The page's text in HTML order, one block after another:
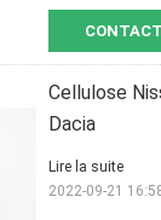
CONTACT
Cellulose
Dacia
Lire la suite
2022-09-21